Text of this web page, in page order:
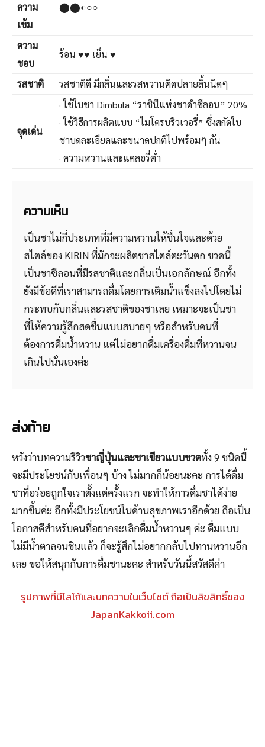
ความ
เข้ม
⬤⬤◐○○
ความ
ชอบ
ร้อน ♥♥ เย็น ♥
รสชาติ รสชาติดี มีกลิ่นและรสหวานติดปลายลิ้นนิดๆ
จุดเด่น
· ใช้ใบชา Dimbula “ราชินีแห่งชาดำซีลอน” 20%
· ใช้วิธีการผลิตแบบ “ไมโครบริวเวอรี่” ซึ่งสกัดใบ
ชาบดละเอียดและขนาดปกติไปพร้อมๆ กัน
· ความหวานและแคลอรี่ต่ำ
ความเห็น
เป็นชาไม่กี่ประเภทที่มีความหวานให้ชื่นใจและด้วย
สไตล์ของ KIRIN ที่มักจะผลิตชาสไตล์ตะวันตก ขวดนี้
เป็นชาซีลอนที่มีรสชาติและกลิ่นเป็นเอกลักษณ์ อีกทั้ง
ยังมีข้อดีที่เราสามารถดื่มโดยการเติมน้ำแข็งลงไปโดยไม่
กระทบกับกลิ่นและรสชาติของชาเลย เหมาะจะเป็นชา
ที่ให้ความรู้สึกสดชื่นแบบสบายๆ หรือสำหรับคนที่
ต้องการดื่มน้ำหวาน แต่ไม่อยากดื่มเครื่องดื่มที่หวานจน
เกินไปนั่นเองค่ะ
ส่งท้าย
หวังว่าบทความรีวิวชาญี่ปุ่นและชาเขียวแบบขวดทั้ง 9 ชนิดนี้
จะมีประโยชน์กับเพื่อนๆ บ้าง ไม่มากก็น้อยนะคะ การได้ดื่ม
ชาที่อร่อยถูกใจเราตั้งแต่ครั้งแรก จะทำให้การดื่มชาได้ง่าย
มากขึ้นค่ะ อีกทั้งมีประโยชน์ในด้านสุขภาพเราอีกด้วย ถือเป็น
โอกาสดีสำหรับคนที่อยากจะเลิกดื่มน้ำหวานๆ ค่ะ ดื่มแบบ
ไม่มีน้ำตาลจนชินแล้ว ก็จะรู้สึกไม่อยากกลับไปทานหวานอีก
เลย ขอให้สนุกกับการดื่มชานะคะ สำหรับวันนี้สวัสดีค่า
รูปภาพที่มีโลโก้และบทความในเว็บไซต์ ถือเป็นลิขสิทธิ์ของ
JapanKakkoii.com